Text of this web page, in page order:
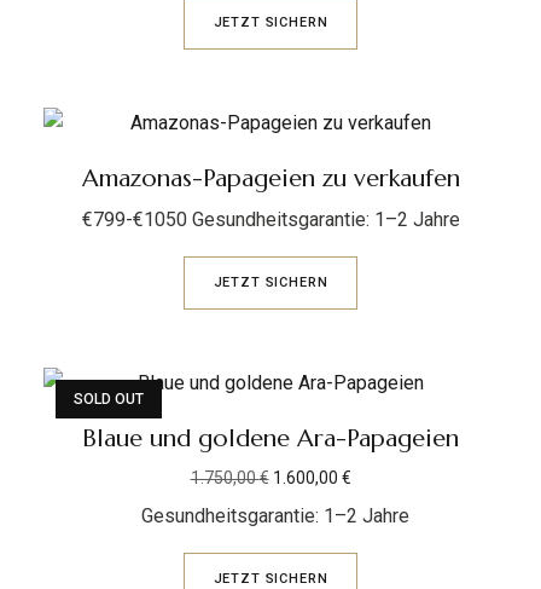
JETZT SICHERN
Amazonas-Papageien zu verkaufen
€799-€1050 Gesundheitsgarantie: 1–2 Jahre
JETZT SICHERN
SOLD OUT
NEU
Blaue und goldene Ara-Papageien
1.750,00€ 1.600,00 €
Gesundheitsgarantie: 1–2 Jahre
JETZT SICHERN